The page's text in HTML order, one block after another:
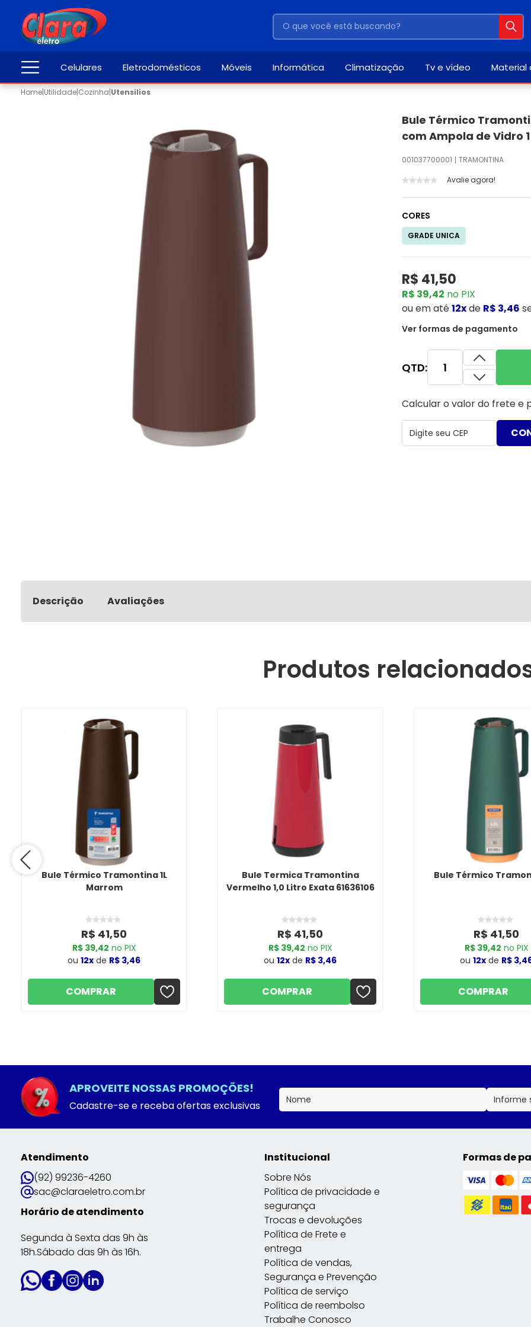
Celulares Eletrodomésticos Móveis Informática Climatização Tv e vídeo Material
Home|Utilidade|Cozinha|Utensilios
Bule Térmico
com Ampola de Vidro 1
001037700001
TRAMONTINA
Avalie agora!
R$ 41,50
R$ 39,42 no PIX
ouem até12xde R$ 3,46
Ver formas de pagamento
CORES
GRADE UNICA
QTD:
Calcular o valor do frete e
Descrição Avaliações
Produtos
Bule Térmico Tramontina 1L
Marrom
R$ 41,50
R$ 39,42 no PIX
ou 12x de R$ 3,46
COMPRAR
Bule Termica Tramontina
Vermelho 1,0 Litro Exata 61636106
R$ 41,50
R$ 39,42 no PIX
ou 12x de R$ 3,46
COMPRAR
Bule Térmico
R$ 41,50
R$ 39,42 no PIX
ou 12x de R$
COMPRAR
APROVEITE NOSSAS PROMOÇÕES!
Cadastre-se e receba ofertas exclusivas
Atendimento
(92) 99236-4260
sac@claraeletro.com.br
Horário de atendimento
Segunda à Sexta das 9h às
18h.Sábado das 9h às 16h.
Institucional
Sobre Nós
Política de privacidade e
segurança
Trocas e devoluções
Política de Frete e
entrega
Política de vendas,
Segurança e Prevenção
Política de serviço
Política de reembolso
Trabalhe Conosco
Formas de